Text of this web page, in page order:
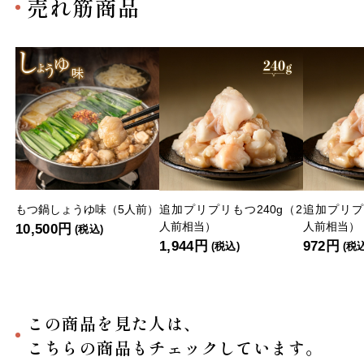
売れ筋商品
もつ鍋しょうゆ味（5人前）
10,500円 (税込)
追加プリプリもつ240g（2
人前相当）
1,944円 (税込)
追加プリ
人前相当）
972円 (税
この商品を見た人は、
こちらの商品もチェックしています。